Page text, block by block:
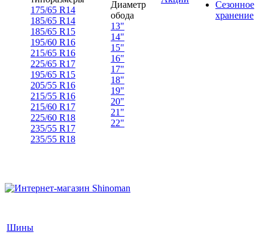
175/65 R14
185/65 R14
185/65 R15
195/60 R16
215/65 R16
225/65 R17
195/65 R15
205/55 R16
215/55 R16
215/60 R17
225/60 R18
235/55 R17
235/55 R18
Диаметр
обода
13"
14"
15"
16"
17"
18"
19"
20"
21"
22"
Сезонное
хранение
Шины